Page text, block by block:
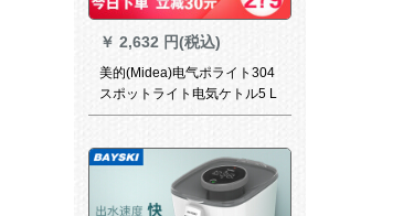
￥ 2,632 円(税込)
美的(Midea)电气ポライト304
スポットライト电気ケトル5 L
多段温控烧水筒热水筒PF 709-